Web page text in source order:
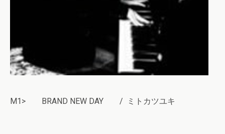
M1> BRAND NEW DAY / ミトカツユキ